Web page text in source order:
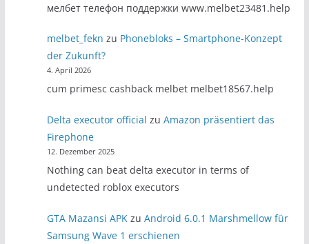
мелбет телефон поддержки www.melbet23481.help
melbet_fekn zu Phonebloks – Smartphone-Konzept
der Zukunft?
4. April 2026
cum primesc cashback melbet melbet18567.help
Delta executor official zuAmazon präsentiert das
Firephone
12. Dezember 2025
Nothing can beat delta executor in terms of
undetected roblox executors
GTA Mazansi APK zuAndroid 6.0.1 Marshmellow für
Samsung Wave 1 erschienen